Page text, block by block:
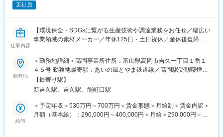
正社員
仕事内容
【環境保全・SDGsに繋がる生産技術や調達業務をお任せ／幅広い
事業領域の素材メーカー／年休125日・土日祝休／産休後復帰率
住宅手当等の福利厚生◎】
■業務内容：
・新事業立ち上げのための生産技術や原料の調達業務など
・中国語を使用した通訳業務
※ 通常業務として生産技術や調達などの業務に従事しますが、海
外取引先とのやり取りの中で中国語を使用することがありますの
勤務地
＜勤務地詳細＞高岡事業所住所：富山県高岡市吉久一丁目１番１
４５号 勤務地最寄駅：あいの風とやま鉄道線／高岡駅受動喫煙対
策：屋内全面禁煙変更の範囲：会社の定める事業所
【最寄り駅】
新吉久駅、吉久駅、能町口駅
給与
＜予定年収＞530万円～700万円＜賃金形態＞月給制＜賃金内訳＞
月額（基本給）：290,000円～400,000円＜月給＞290,000円～